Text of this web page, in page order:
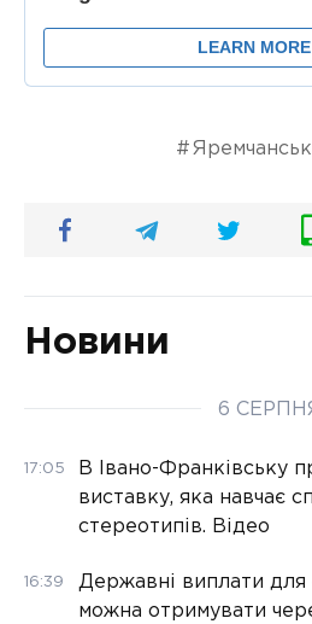
Новини
6
17:05
В Івано-Франківську
виставку, яка навчає
стереотипів. Відео
16:39
Державні виплати для
можна отримувати